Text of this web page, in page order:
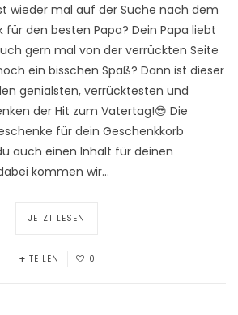
wieder mal auf der Suche nach dem
den besten Papa? Dein Papa liebt
gern mal von der verrückten Seite
ein bisschen Spaß? Dann ist dieser
genialsten, verrücktesten und
der Hit zum Vatertag!😎 Die
für dein Geschenkkorb
auch einen Inhalt für deinen
kommen wir…
JETZT LESEN
TEILEN 0